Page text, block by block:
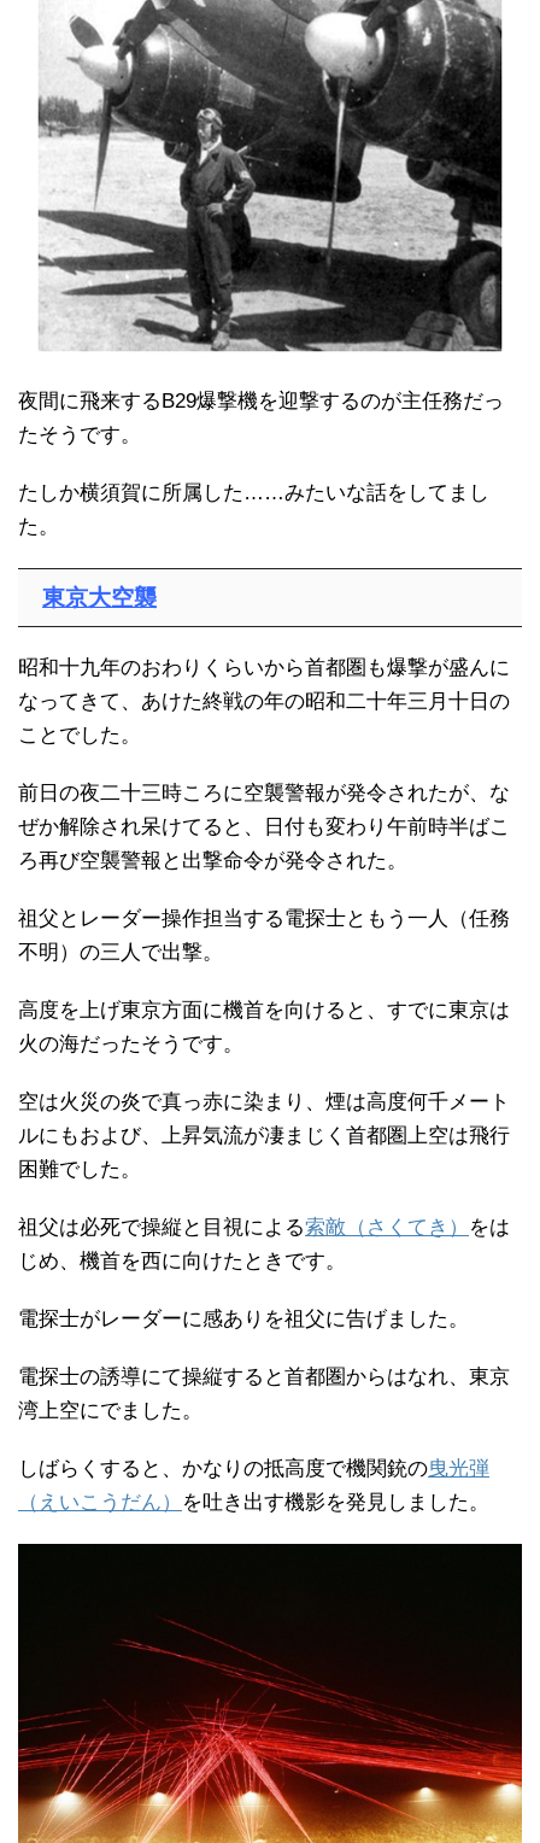
夜間に飛来するB29爆撃機を迎撃するのが主任務だっ
たそうです。
たしか横須賀に所属した……みたいな話をしてまし
た。
東京大空襲
昭和十九年のおわりくらいから首都圏も爆撃が盛んに
なってきて、あけた終戦の年の昭和二十年三月十日の
ことでした。
前日の夜二十三時ころに空襲警報が発令されたが、な
ぜか解除され呆けてると、日付も変わり午前時半ばこ
ろ再び空襲警報と出撃命令が発令された。
祖父とレーダー操作担当する電探士ともう一人（任務
不明）の三人で出撃。
高度を上げ東京方面に機首を向けると、すでに東京は
火の海だったそうです。
空は火災の炎で真っ赤に染まり、煙は高度何千メート
ルにもおよび、上昇気流が凄まじく首都圏上空は飛行
困難でした。
祖父は必死で操縦と目視による索敵（さくてき）
をは
じめ、機首を西に向けたときです。
電探士がレーダーに感ありを祖父に告げました。
電探士の誘導にて操縦すると首都圏からはなれ、東京
湾上空にでました。
しばらくすると、かなりの抵高度で機関銃の曳光弾
（えいこうだん）
を吐き出す機影を発見しました。